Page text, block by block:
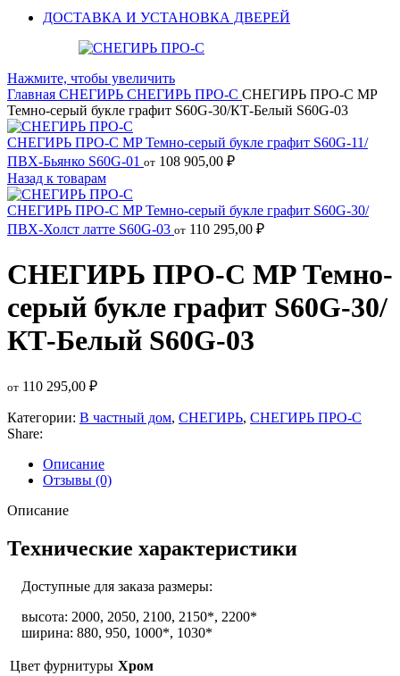
ДОСТАВКА И УСТАНОВКА ДВЕРЕЙ
Нажмите, чтобы увеличить
Главная СНЕГИРЬ СНЕГИРЬ ПРО-С СНЕГИРЬ ПРО-С MP
Темно-серый букле графит S60G-30/КТ-Белый S60G-03
СНЕГИРЬ ПРО-С MP Темно-серый букле графит S60G-11/
ПВХ-Бьянко S60G-01 от 108 905,00 ₽
Назад к товарам
СНЕГИРЬ ПРО-С MP Темно-серый букле графит S60G-30/
ПВХ-Холст латте S60G-03 от 110 295,00 ₽
СНЕГИРЬ ПРО-С MP Темно-
серый букле графит S60G-30/
КТ-Белый S60G-03
от 110 295,00 ₽
Категории: В частный дом, СНЕГИРЬ, СНЕГИРЬ ПРО-С
Share:
Описание
Отзывы (0)
Описание
Технические характеристики
Доступные для заказа размеры:
высота: 2000, 2050, 2100, 2150*, 2200*
ширина: 880, 950, 1000*, 1030*
Цвет фурнитуры Хром